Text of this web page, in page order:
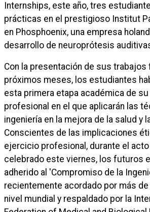
Internships, este año, tres
prácticas en el prestigioso Institut
en Phosphoenix, una empresa
desarrollo de neuroprótesis
Con la presentación de sus trabajos
próximos meses, los estudiantes
esta primera etapa académica de
profesional en el que aplicarán las
ingeniería en la mejora de la salud y
Conscientes de las implicaciones
ejercicio profesional, durante el
celebrado este viernes, los futuros
adherido al 'Compromiso de la
recientemente acordado por más
nivel mundial y respaldado por la